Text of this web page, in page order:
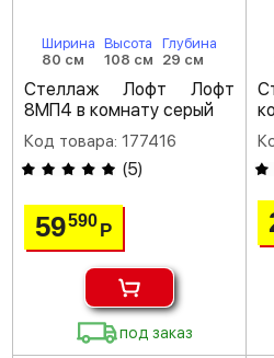
Ширина
80 см
Высота
108 см
Глубина
29 см
Стеллаж Лофт Лофт
8МП4 в комнату серый
Код товара: 177416
(5)
59590Р
под заказ